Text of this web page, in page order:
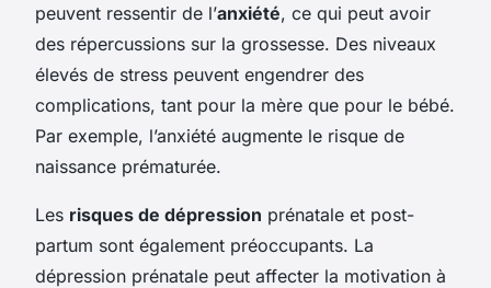
peuvent ressentir de l’anxiété, ce qui peut avoir
des répercussions sur la grossesse. Des niveaux
élevés de stress peuvent engendrer des
complications, tant pour la mère que pour le bébé.
Par exemple, l’anxiété augmente le risque de
naissance prématurée.
Les risques de dépression prénatale et post-
partum sont également préoccupants. La
dépression prénatale peut affecter la motivation à